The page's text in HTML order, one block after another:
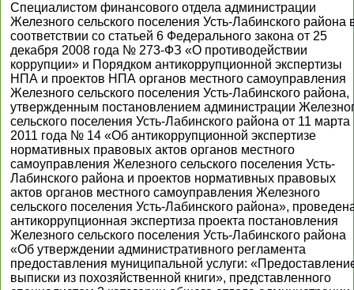
Специалистом финансового отдела администрации
Железного сельского поселения Усть-Лабинского района
соответствии со статьей 6 Федерального закона от 25
декабря 2008 года № 273-ФЗ «О противодействии
коррупции» и Порядком антикоррупционной экспертизы
НПА и проектов НПА органов местного самоуправления
Железного сельского поселения Усть-Лабинского района,
утвержденным постановлением администрации
сельского поселения Усть-Лабинского района от 11 марта
2011 года № 14 «Об антикоррупционной экспертизе
нормативных правовых актов органов местного
самоуправления Железного сельского поселения Усть-
Лабинского района и проектов нормативных правовых
актов органов местного самоуправления Железного
сельского поселения Усть-Лабинского района»,
антикоррупционная экспертиза проекта постановления
Железного сельского поселения Усть-Лабинского района
«Об утверждении административного регламента
предоставления муниципальной услуги:
выписки из похозяйственной книги», представленного